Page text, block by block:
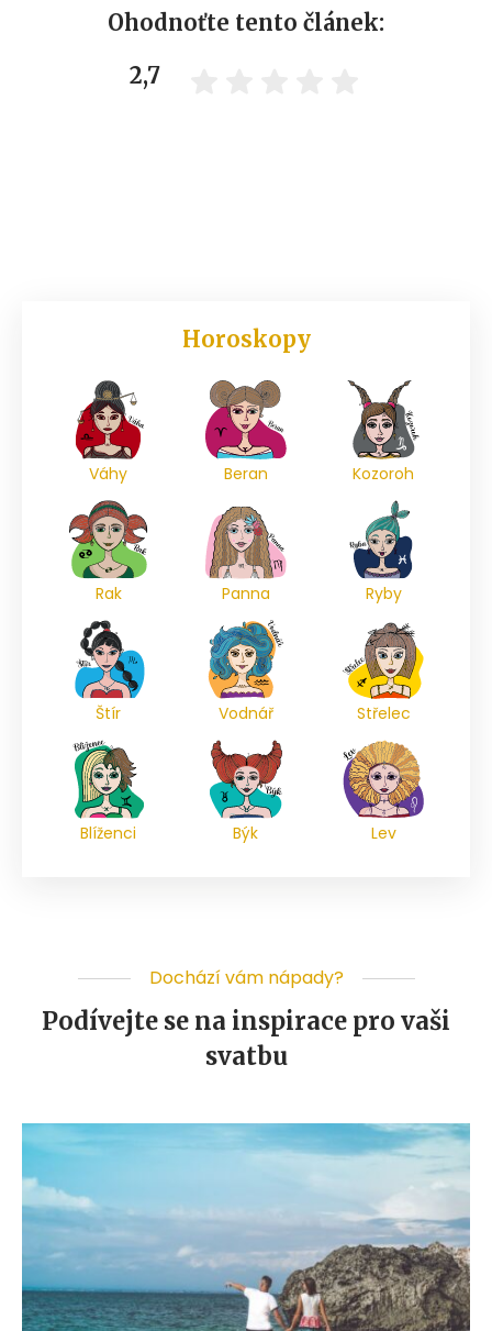
Ohodnoťte tento článek:
2,7
Horoskopy
Váhy Beran Kozoroh
Rak Panna Ryby
Štír Vodnář Střelec
Blíženci Býk Lev
Dochází vám nápady?
Podívejte se na inspirace pro vaši
svatbu